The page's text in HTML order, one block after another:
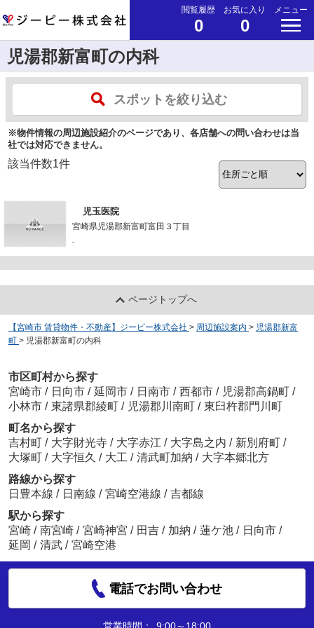
閲覧履歴
0
お気に入り
0
メニュー
児湯郡新富町の内科
スポットを絞り込む
※物件情報の周辺施設紹介のページであり、各店舗への問い合わせは当
社では対応できません。
該当件数1件
児玉医院
宮崎県児湯郡新富町富田３丁目
-
ページトップへ
【宮崎市 賃貸物件・不動産】ジーピー株式会社 > 周辺施設案内 > 児湯郡新富
町 > 児湯郡新富町の内科
市区町村から探す
宮崎市 / 日向市 / 延岡市 / 日南市 / 西都市 / 児湯郡高鍋町 /
小林市 / 東諸県郡綾町 / 児湯郡川南町 / 東臼杵郡門川町
町名から探す
吉村町 / 大字財光寺 / 大字赤江 / 大字島之内 / 新別府町 /
大塚町 / 大字恒久 / 大工 / 清武町加納 / 大字本郷北方
路線から探す
日豊本線 / 日南線 / 宮崎空港線 / 吉都線
駅から探す
宮崎 / 南宮崎 / 宮崎神宮 / 田吉 / 加納 / 蓮ケ池 / 日向市 /
延岡 / 清武 / 宮崎空港
電話でお問い合わせ
営業時間： 9:00～18:00